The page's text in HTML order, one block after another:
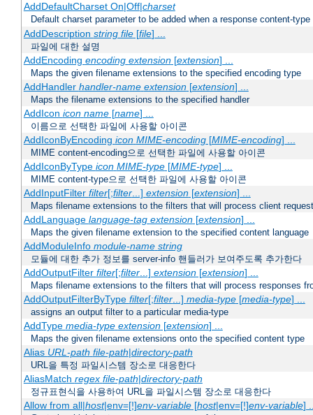
AddDefaultCharset On|Off|charset
Default charset parameter to be added when a response content-
AddDescription string file[file] ...
파일에 대한 설명
AddEncoding encoding extension[extension] ...
Maps the given filename extensions to the specified encoding type
AddHandler handler-name extension[extension] ...
Maps the filename extensions to the specified handler
AddIcon icon name[name] ...
이름으로 선택한 파일에 사용할 아이콘
AddIconByEncoding icon MIME-encoding[MIME-encoding] ...
MIME content-encoding으로 선택한 파일에 사용할 아이콘
AddIconByType icon MIME-type[MIME-type] ...
MIME content-type으로 선택한 파일에 사용할 아이콘
AddInputFilter filter[;filter...] extension[extension] ...
Maps filename extensions to the filters that will process client
AddLanguage language-tag extension[extension] ...
Maps the given filename extension to the specified content language
AddModuleInfo module-name string
모듈에 대한 추가 정보를 server-info 핸들러가 보여주도록 추가한다
AddOutputFilter filter[;filter...] extension[extension] ...
Maps filename extensions to the filters that will process responses
AddOutputFilterByType filter[;filter...] media-type[media-type] ...
assigns an output filter to a particular media-type
AddType media-type extension[extension] ...
Maps the given filename extensions onto the specified content type
Alias URL-path file-path|directory-path
URL을 특정 파일시스템 장소로 대응한다
AliasMatch regex file-path|directory-path
정규표현식을 사용하여 URL을 파일시스템 장소로 대응한다
Allow from all|host|env=[!]env-variable[host|env=[!]env-variable]